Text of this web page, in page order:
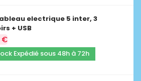
electrique 5 inter, 3
+ USB
€
Expédié sous 48h à 72h